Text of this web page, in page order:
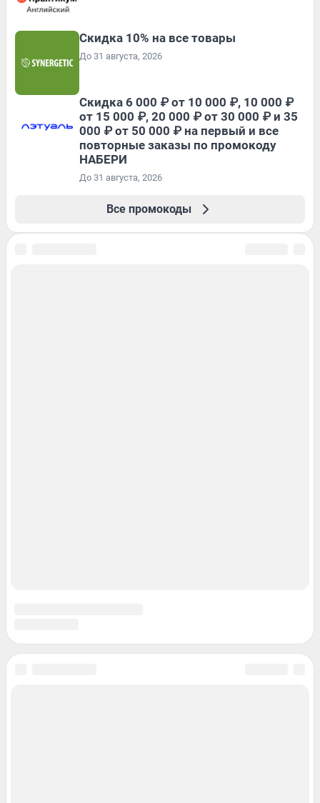
Скидка 10% на все товары
До 31 августа, 2026
Скидка 6 000 ₽ от 10 000 ₽, 10 000 ₽
от 15 000 ₽, 20 000 ₽ от 30 000 ₽ и 35
000 ₽ от 50 000 ₽ на первый и все
повторные заказы по промокоду
НАБЕРИ
До 31 августа, 2026
Все промокоды